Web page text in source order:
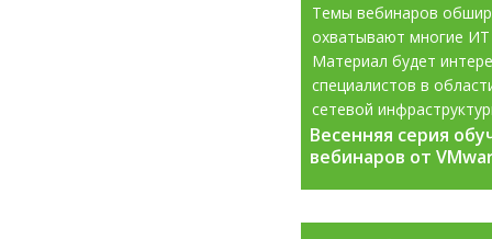
Весенняя серия
вебинаров от
Темы вебинаров
охватывают многие
Материал будет
специалистов в
сетевой
информационной...
Весенняя серия
вебинаров от